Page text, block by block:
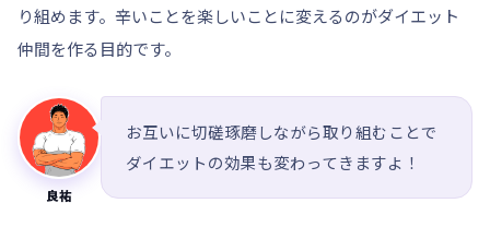
り組めます。辛いことを楽しいことに変えるのがダイエット
仲間を作る目的です。
良祐
お互いに切磋琢磨しながら取り組むことで
ダイエットの効果も変わってきますよ！